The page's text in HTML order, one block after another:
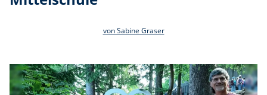
von Sabine Graser